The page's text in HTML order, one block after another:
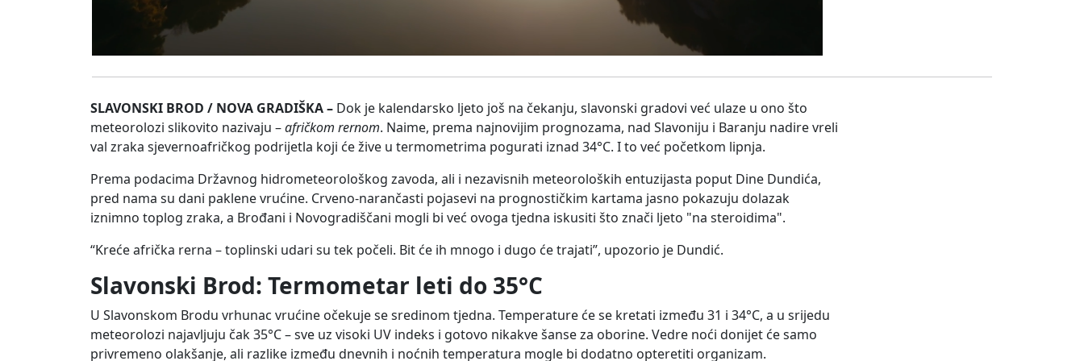
SLAVONSKI BROD / NOVA GRADIŠKA – Dok je kalendarsko ljeto još na čekanju, slavonski gradovi već ulaze u ono što
meteorolozi slikovito nazivaju –afričkom rernom. Naime, prema najnovijim prognozama, nad Slavoniju i Baranju nadire vreli
val zraka sjevernoafričkog podrijetla koji će žive u termometrima pogurati iznad 34°C. I to već početkom lipnja.
Prema podacima Državnog hidrometeorološkog zavoda, ali i nezavisnih meteoroloških entuzijasta poput Dine Dundića,
pred nama su dani paklene vrućine. Crveno-narančasti pojasevi na prognostičkim kartama jasno pokazuju dolazak
iznimno toplog zraka, a Brođani i Novogradiščani mogli bi već ovoga tjedna iskusiti što znači ljeto "na steroidima".
“Kreće afrička rerna – toplinski udari su tek počeli. Bit će ih mnogo i dugo će trajati”, upozorio je Dundić.
Slavonski Brod: Termometar leti do 35°C
U Slavonskom Brodu vrhunac vrućine očekuje se sredinom tjedna. Temperature će se kretati između 31 i 34°C, a u srijedu
meteorolozi najavljuju čak 35°C – sve uz visoki UV indeks i gotovo nikakve šanse za oborine. Vedre noći donijet će samo
privremeno olakšanje, ali razlike između dnevnih i noćnih temperatura mogle bi dodatno opteretiti organizam.